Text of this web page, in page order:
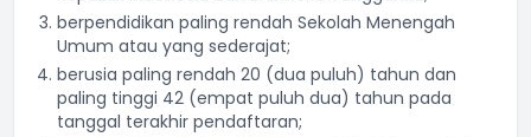
berpendidikan paling rendah Sekolah Menengah
Umum atau yang sederajat;
berusia paling rendah 20 (dua puluh) tahun dan
paling tinggi 42 (empat puluh dua) tahun pada
tanggal terakhir pendaftaran;